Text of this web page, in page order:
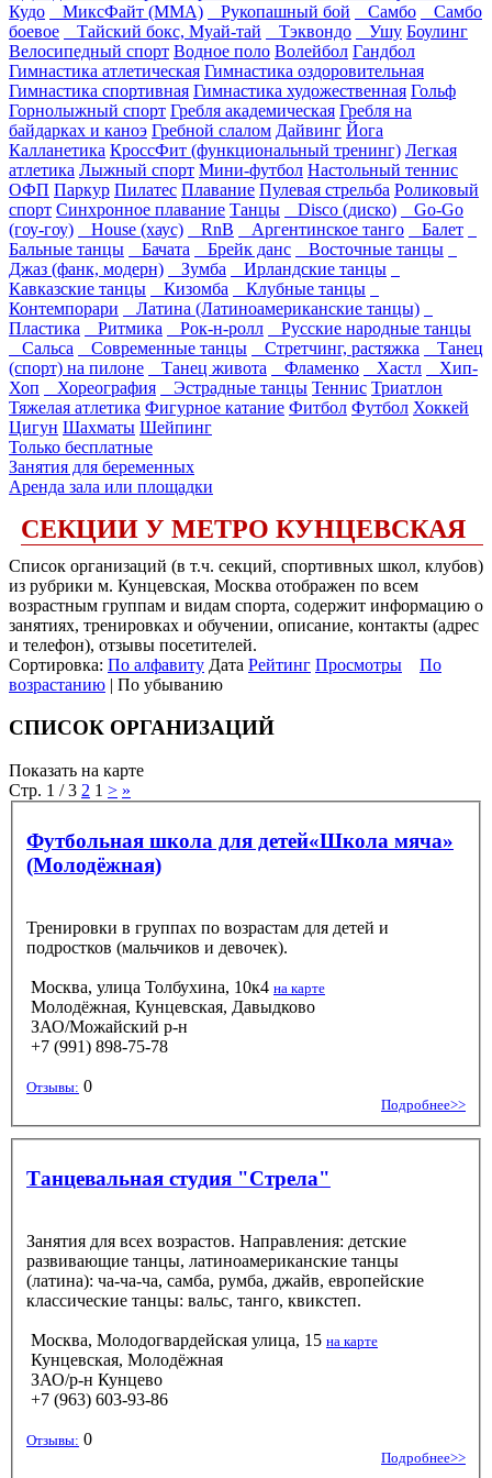
Кудо
МиксФайт (ММА) Рукопашный бой Самбо
Самбо
боевое
Тайский бокс, Муай-тай Тэквондо Ушу Боулинг
Велосипедный спорт Водное поло Волейбол Гандбол
Гимнастика атлетическая Гимнастика оздоровительная
Гимнастика спортивная Гимнастика художественная Гольф
Горнолыжный спорт Гребля академическая Гребля на
байдарках и каноэ Гребной слалом Дайвинг Йога
Калланетика КроссФит (функциональный тренинг) Легкая
атлетика Лыжный спорт Мини-футбол Настольный теннис
ОФП Паркур Пилатес Плавание Пулевая стрельба Роликовый
спорт Синхронное плавание Танцы Disco (диско)
Go-Go
(гоу-гоу)
House (хаус) RnB Аргентинское танго
Балет
Бальные танцы
Бачата Брейк данс
Восточные танцы
Джаз (фанк, модерн)
Зумба
Ирландские танцы
Кавказские танцы
Кизомба
Клубные танцы
Контемпорари
Латина (Латиноамериканские танцы)
Пластика
Ритмика Рок-н-ролл
Русские народные танцы
Сальса
Современные танцы Стретчинг, растяжка
Танец
(спорт) на пилоне
Танец живота Фламенко Хастл
Хип-
Хоп
Хореография Эстрадные танцы Теннис Триатлон
Тяжелая атлетика Фигурное катание Фитбол Футбол Хоккей
Цигун Шахматы Шейпинг
Только бесплатные
Занятия для беременных
Аренда зала или площадки
СЕКЦИИ У МЕТРО КУНЦЕВСКАЯ
Список организаций (в т.ч. секций, спортивных школ, клубов)
из рубрики м. Кунцевская, Москва отображен по всем
возрастным группам и видам спорта, содержит информацию о
занятиях, тренировках и обучении, описание, контакты (адрес
и телефон), отзывы посетителей.
Сортировка: По алфавиту Дата Рейтинг Просмотры
По
возрастанию | По убыванию
СПИСОК ОРГАНИЗАЦИЙ
Показать на карте
Стр. 1 / 3 2 1 > »
Футбольная школа для детей«Школа мяча»
(Молодёжная)
Тренировки в группах по возрастам для детей и
подростков (мальчиков и девочек).
Москва, улица Толбухина, 10к4 на карте
Молодёжная, Кунцевская, Давыдково
ЗАО/Можайский р-н
+7 (991) 898-75-78
Отзывы: 0
Подробнее>>
Танцевальная студия "Стрела"
Занятия для всех возрастов. Направления: детские
развивающие танцы, латиноамериканские танцы
(латина): ча-ча-ча, самба, румба, джайв, европейские
классические танцы: вальс, танго, квикстеп.
Москва, Молодогвардейская улица, 15 на карте
Кунцевская, Молодёжная
ЗАО/р-н Кунцево
+7 (963) 603-93-86
Отзывы: 0
Подробнее>>